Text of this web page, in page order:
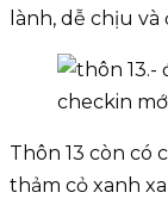
lành, dễ chịu và
Thôn 13 còn có
thảm cỏ xanh